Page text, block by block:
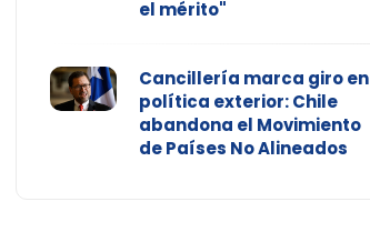
el mérito"
Cancillería marca giro en
política exterior: Chile
abandona el Movimiento
de Países No Alineados